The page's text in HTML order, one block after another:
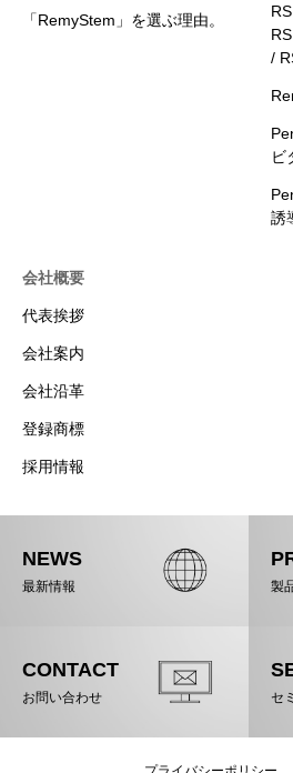
「RemyStem」を選ぶ理由。
/
ビ
誘
会社概要
代表挨拶
会社案内
会社沿革
登録商標
採用情報
NEWS
最新情報 製
CONTACT
お問い合わせ セ